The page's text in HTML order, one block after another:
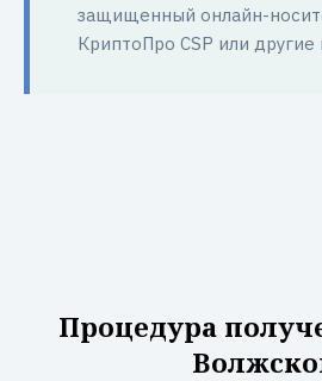
защищенный онлайн-
КриптоПро CSP или
Процедура